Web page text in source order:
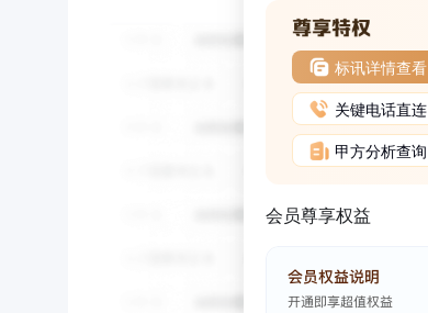
标讯详情查看
关键电话直连
甲方分析查询
会员尊享权益